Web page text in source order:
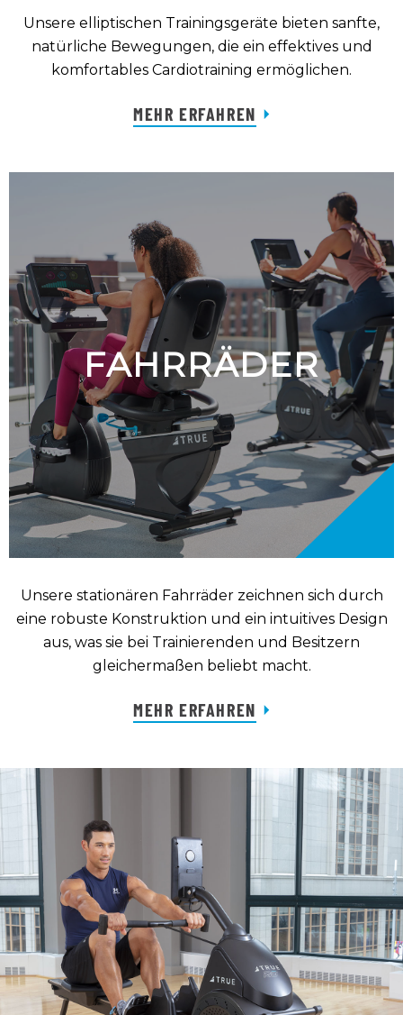
Unsere elliptischen Trainingsgeräte bieten sanfte,
natürliche Bewegungen, die ein effektives und
komfortables Cardiotraining ermöglichen.
MEHR ERFAHREN
FAHRRÄDER
Unsere stationären Fahrräder zeichnen sich durch
eine robuste Konstruktion und ein intuitives Design
aus, was sie bei Trainierenden und Besitzern
gleichermaßen beliebt macht.
MEHR ERFAHREN